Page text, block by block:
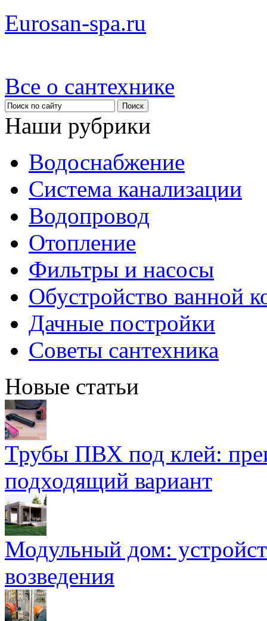
Eurosan-spa.ru
Все о сантехнике
Наши рубрики
Водоснабжение
Система канализации
Водопровод
Отопление
Фильтры и насосы
Обустройство ванной
Дачные постройки
Советы сантехника
Новые статьи
Трубы ПВХ под клей:
подходящий вариант
Модульный дом:
возведения